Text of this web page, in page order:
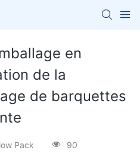
en
de la
de barquettes
Pack 90